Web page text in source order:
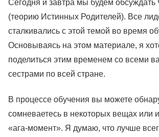
Сегодня и завтра мы будем
(теорию Истинных Родителей). Все
сталкивались с этой темой во время
Основываясь на этом материале, я
поделиться этим временем со всеми
сестрами по всей стране.
В процессе обучения вы можете
сомневаетесь в некоторых вещах или
«ага-момент». Я думаю, что лучше